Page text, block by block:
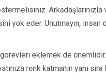
Arkadaşlarınızla
yok eder. Unutmayın, insan
eklemek de
renk katmanın yanı